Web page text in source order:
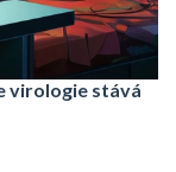
virologie stává